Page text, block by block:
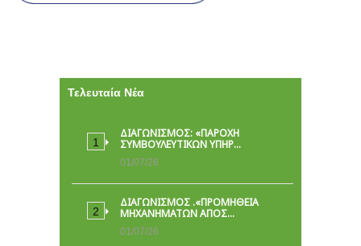
Τελευταία Νέα
ΔΙΑΓΩΝΙΣΜΟΣ: «ΠΑΡΟΧΉ
ΣΥΜΒΟΥΛΕΥΤΙΚΏΝ ΥΠΗΡ…
01/07/26
ΔΙΑΓΩΝΙΣΜΟΣ .«ΠΡΟΜΗΘΕΙΑ
ΜΗΧΑΝΗΜΑΤΩΝ ΑΠΟΣ…
01/07/26